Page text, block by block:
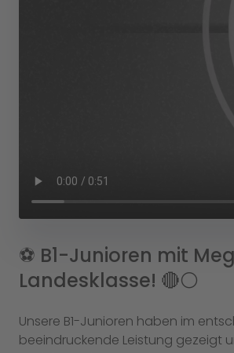
⚽️ B1-Junioren mit
Landesklasse! 🔴⚪️
Unsere B1-Junioren haben im
beeindruckende Leistung gezeigt